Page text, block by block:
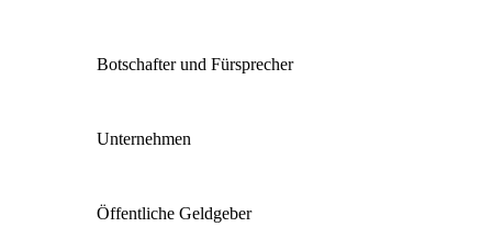
Botschafter und Fürsprecher
Unternehmen
Öffentliche Geldgeber